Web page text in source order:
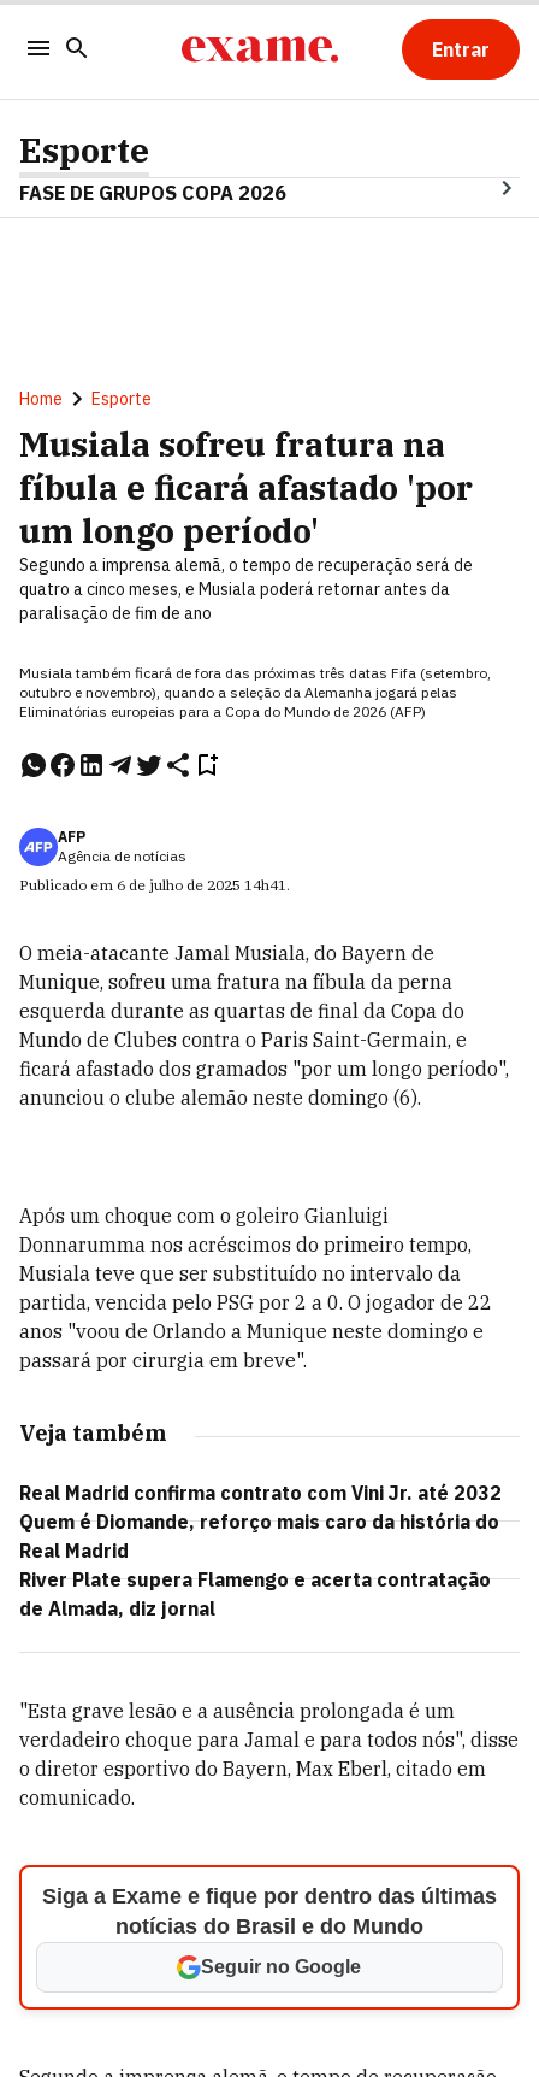
Entrar
Esporte
FASE DE GRUPOS COPA 2026
Home Esporte
Musiala sofreu fratura na
fíbula e ficará afastado 'por
um longo período'
Segundo a imprensa alemã, o tempo de recuperação será de
quatro a cinco meses, e Musiala poderá retornar antes da
paralisação de fim de ano
Musiala também ficará de fora das próximas três datas Fifa (setembro,
outubro e novembro), quando a seleção da Alemanha jogará pelas
Eliminatórias europeias para a Copa do Mundo de 2026 (AFP)
AFP
Agência de notícias
Publicado em 6 de julho de 2025 14h41.
O meia-atacante Jamal Musiala, do Bayern de
Munique, sofreu uma fratura na fíbula da perna
esquerda durante as quartas de final da Copa do
Mundo de Clubes contra o Paris Saint-Germain, e
ficará afastado dos gramados "por um longo período",
anunciou o clube alemão neste domingo (6).
Após um choque com o goleiro Gianluigi
Donnarumma nos acréscimos do primeiro tempo,
Musiala teve que ser substituído no intervalo da
partida, vencida pelo PSG por 2 a 0. O jogador de 22
anos "voou de Orlando a Munique neste domingo e
passará por cirurgia em breve".
Veja também
Real Madrid confirma contrato com Vini Jr. até 2032
Quem é Diomande, reforço mais caro da história do
Real Madrid
River Plate supera Flamengo e acerta contratação
de Almada, diz jornal
"Esta grave lesão e a ausência prolongada é um
verdadeiro choque para Jamal e para todos nós", disse
o diretor esportivo do Bayern, Max Eberl, citado em
comunicado.
Siga a Exame e fique por dentro das últimas
notícias do Brasil e do Mundo
Seguir no Google